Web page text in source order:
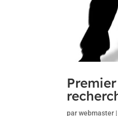
parwebmaster